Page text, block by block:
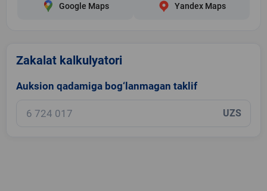
Google Maps Yandex Maps
Zakalat kalkulyatori
Auksion qadamiga bog‘lanmagan taklif
UZS